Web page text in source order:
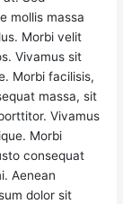
mollis massa
Morbi velit
Vivamus sit
Morbi facilisis,
massa, sit
Vivamus
Morbi
consequat
Aenean
dolor sit